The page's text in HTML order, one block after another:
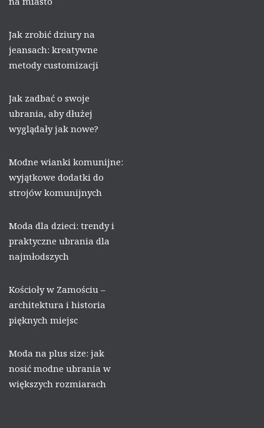
Jak zrobić dziury na
jeansach: kreatywne
metody customizacji
Jak zadbać o swoje
ubrania, aby dłużej
wyglądały jak nowe?
Modne wianki komunijne:
wyjątkowe dodatki do
strojów komunijnych
Moda dla dzieci: trendy i
praktyczne ubrania dla
najmłodszych
Kościoły w Zamościu –
architektura i historia
pięknych miejsc
Moda na plus size: jak
nosić modne ubrania w
większych rozmiarach